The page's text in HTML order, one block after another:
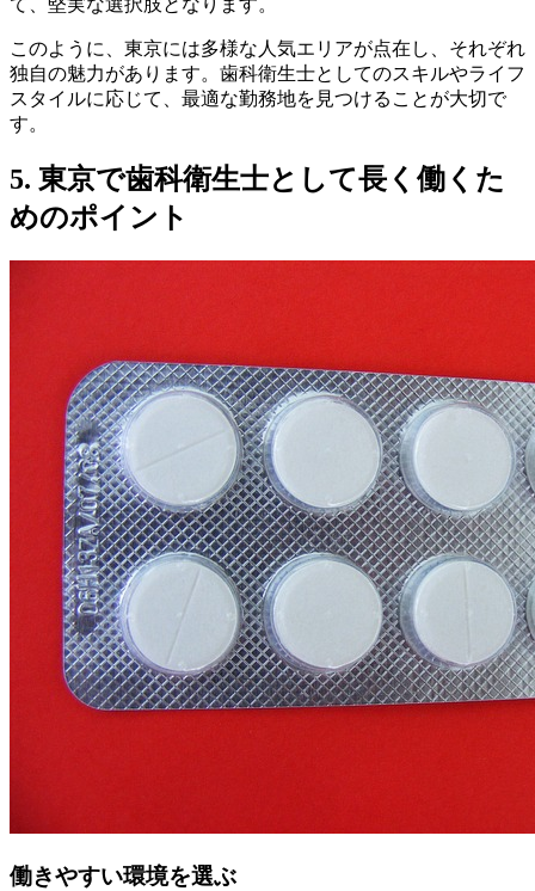
このように、東京には多様な人気エリアが点在し、それぞれ
独自の魅力があります。歯科衛生士としてのスキルやライフ
スタイルに応じて、最適な勤務地を見つけることが大切で
す。
5. 東京で歯科衛生士として長く働くた
めのポイント
働きやすい環境を選ぶ